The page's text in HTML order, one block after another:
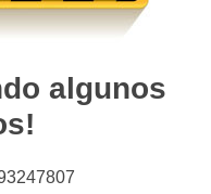
algunos